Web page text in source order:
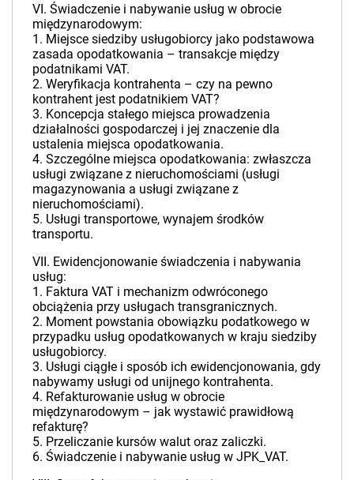
VI. Świadczenie i nabywanie usług w obrocie
międzynarodowym:
1. Miejsce siedziby usługobiorcy jako podstawowa
zasada opodatkowania – transakcje między
podatnikami VAT.
2. Weryfikacja kontrahenta – czy na pewno
kontrahent jest podatnikiem VAT?
3. Koncepcja stałego miejsca prowadzenia
działalności gospodarczej i jej znaczenie dla
ustalenia miejsca opodatkowania.
4. Szczególne miejsca opodatkowania: zwłaszcza
usługi związane z nieruchomościami (usługi
magazynowania a usługi związane z
nieruchomościami).
5. Usługi transportowe, wynajem środków
transportu.
VII. Ewidencjonowanie świadczenia i nabywania
usług:
1. Faktura VAT i mechanizm odwróconego
obciążenia przy usługach transgranicznych.
2. Moment powstania obowiązku podatkowego w
przypadku usług opodatkowanych w kraju siedziby
usługobiorcy.
3. Usługi ciągłe i sposób ich ewidencjonowania, gdy
nabywamy usługi od unijnego kontrahenta.
4. Refakturowanie usług w obrocie
międzynarodowym – jak wystawić prawidłową
refakturę?
5. Przeliczanie kursów walut oraz zaliczki.
6. Świadczenie i nabywanie usług w JPK_VAT.